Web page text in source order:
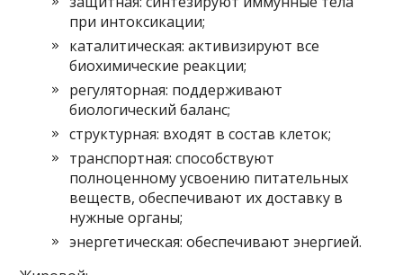
при интоксикации;
каталитическая: активизируют все
биохимические реакции;
регуляторная: поддерживают
биологический баланс;
структурная: входят в состав клеток;
транспортная: способствуют
полноценному усвоению питательных
веществ, обеспечивают их доставку в
нужные органы;
энергетическая: обеспечивают энергией.